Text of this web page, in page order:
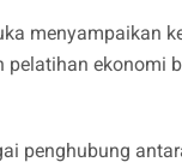
menyampaikan
ekonomi
penghubung